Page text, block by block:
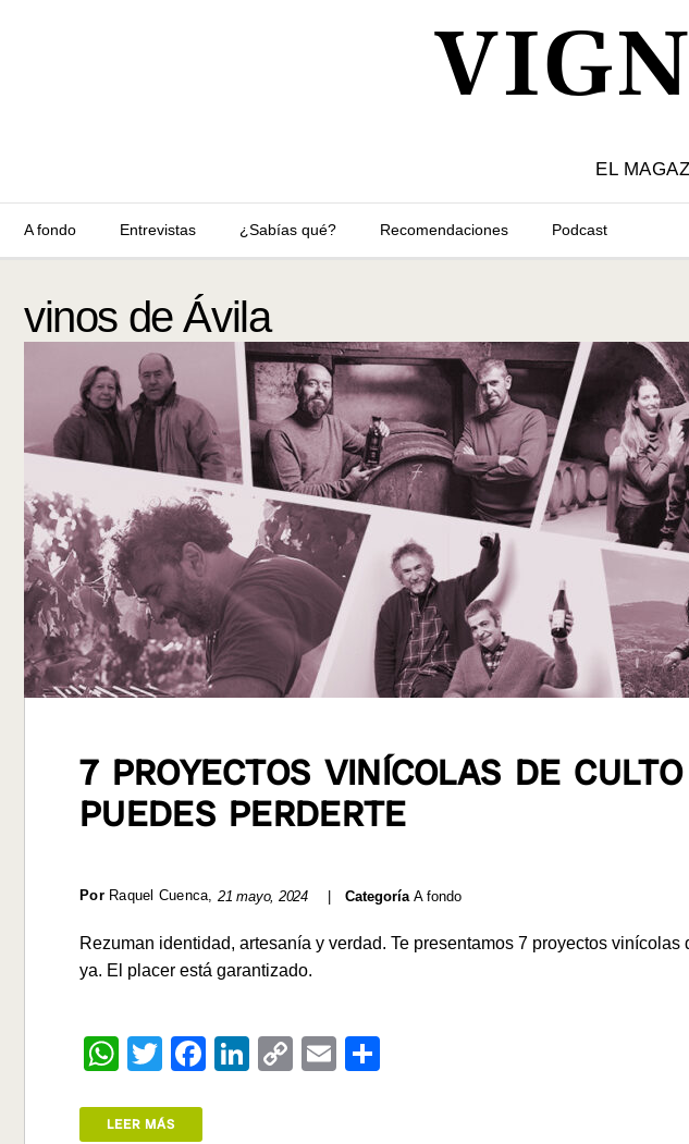
EL
A fondo Entrevistas ¿Sabías qué? Recomendaciones Podcast
vinos de Ávila
7 PROYECTOS VINÍCOLAS DE
PUEDES PERDERTE
Por Raquel Cuenca 21 mayo, 2024 | Categoría A fondo
Rezuman identidad, artesanía y verdad. Te presentamos 7 proyectos
ya. El placer está garantizado.
W
at
T
tt
F
Li
C
E
LEER MÁS